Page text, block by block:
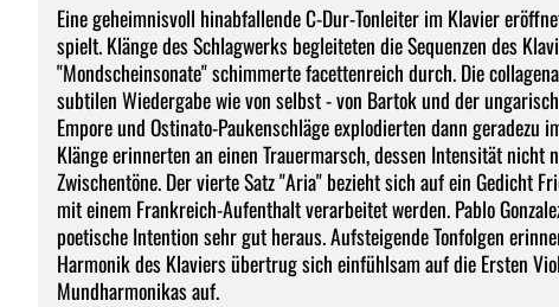
Eine geheimnisvoll hinabfallende C-Dur-Tonleiter im Klavier
spielt. Klänge des Schlagwerks begleiteten die Sequenzen des
"Mondscheinsonate" schimmerte facettenreich durch. Die
subtilen Wiedergabe wie von selbst - von Bartok und der
Empore und Ostinato-Paukenschläge explodierten dann geradezu
Klänge erinnerten an einen Trauermarsch, dessen Intensität
Zwischentöne. Der vierte Satz "Aria" bezieht sich auf ein Gedicht
mit einem Frankreich-Aufenthalt verarbeitet werden. Pablo
poetische Intention sehr gut heraus. Aufsteigende Tonfolgen
Harmonik des Klaviers übertrug sich einfühlsam auf die Ersten
Mundharmonikas auf.